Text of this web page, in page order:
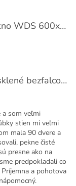
Jednokrídlové plastové okno WDS 600x1000
Dvere BERGAMO 50 presklené bezfalcové EXTRA
a som veľmi
stien mi veľmi
mala 90 dvere a
pekne čisté
presne ako na
predpokladali co
a pohotova